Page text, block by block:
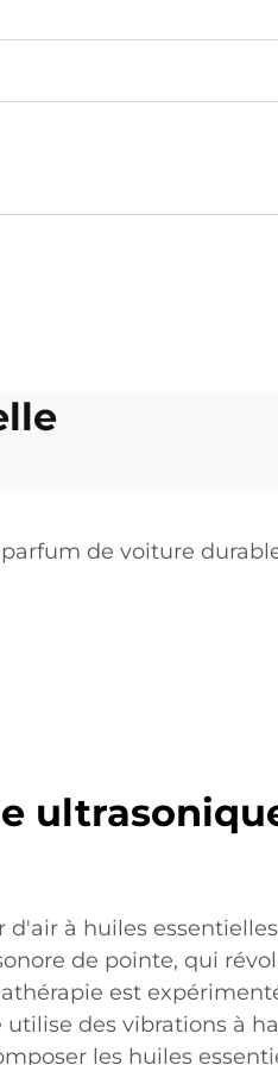
parfum de voiture
à huiles
de pointe, qui
est
des vibrations à
les huiles